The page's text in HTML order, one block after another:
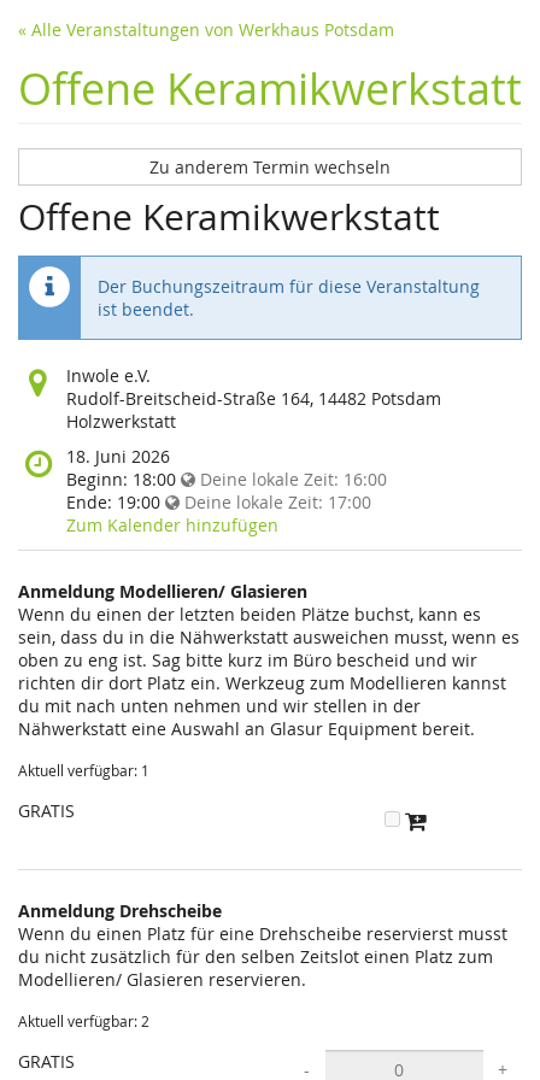
« Alle Veranstaltungen von Werkhaus Potsdam
Offene Keramikwerkstatt
Zu anderem Termin wechseln
Offene Keramikwerkstatt
Der Buchungszeitraum für diese Veranstaltung
ist beendet.
Wo
findet
diese
statt?
Inwole e.V.
Rudolf-Breitscheid-Straße 164, 14482 Potsdam
Holzwerkstatt
Wann
findet
diese
Veranstaltung
statt?
18. Juni 2026
Beginn: 18:00 Deine lokale Zeit: 16:00
Ende: 19:00 Deine lokale Zeit: 17:00
Zum Kalender hinzufügen
Anmeldung Modellieren/ Glasieren
Wenn du einen der letzten beiden Plätze buchst, kann es
sein, dass du in die Nähwerkstatt ausweichen musst, wenn es
oben zu eng ist. Sag bitte kurz im Büro bescheid und wir
richten dir dort Platz ein. Werkzeug zum Modellieren kannst
du mit nach unten nehmen und wir stellen in der
Nähwerkstatt eine Auswahl an Glasur Equipment bereit.
Aktuell verfügbar: 1
GRATIS
Anmeldung Drehscheibe
Wenn du einen Platz für eine Drehscheibe reservierst musst
du nicht zusätzlich für den selben Zeitslot einen Platz zum
Modellieren/ Glasieren reservieren.
Aktuell verfügbar: 2
GRATIS - +